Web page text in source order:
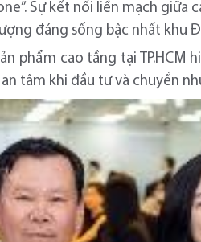
Sự kết nối liền mạch
đáng sống bậc nhất
phẩm cao tầng tại
tâm khi đầu tư và chuyển